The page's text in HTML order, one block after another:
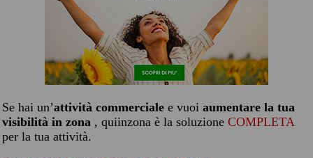
Se hai un’attività commerciale e vuoi aumentare la tua
visibilità in zona , quiinzona è la soluzione COMPLETA
per la tua attività.